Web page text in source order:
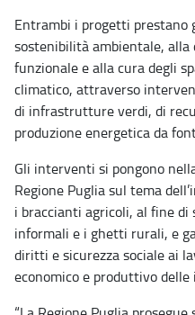
Entrambi i progetti prestano
sostenibilità ambientale,
funzionale e alla cura degli
climatico, attraverso
di infrastrutture verdi, di
produzione energetica da
Gli interventi si pongono
Regione Puglia sul tema
i braccianti agricoli, al fine
informali e i ghetti rurali, e
diritti e sicurezza sociale ai
economico e produttivo delle